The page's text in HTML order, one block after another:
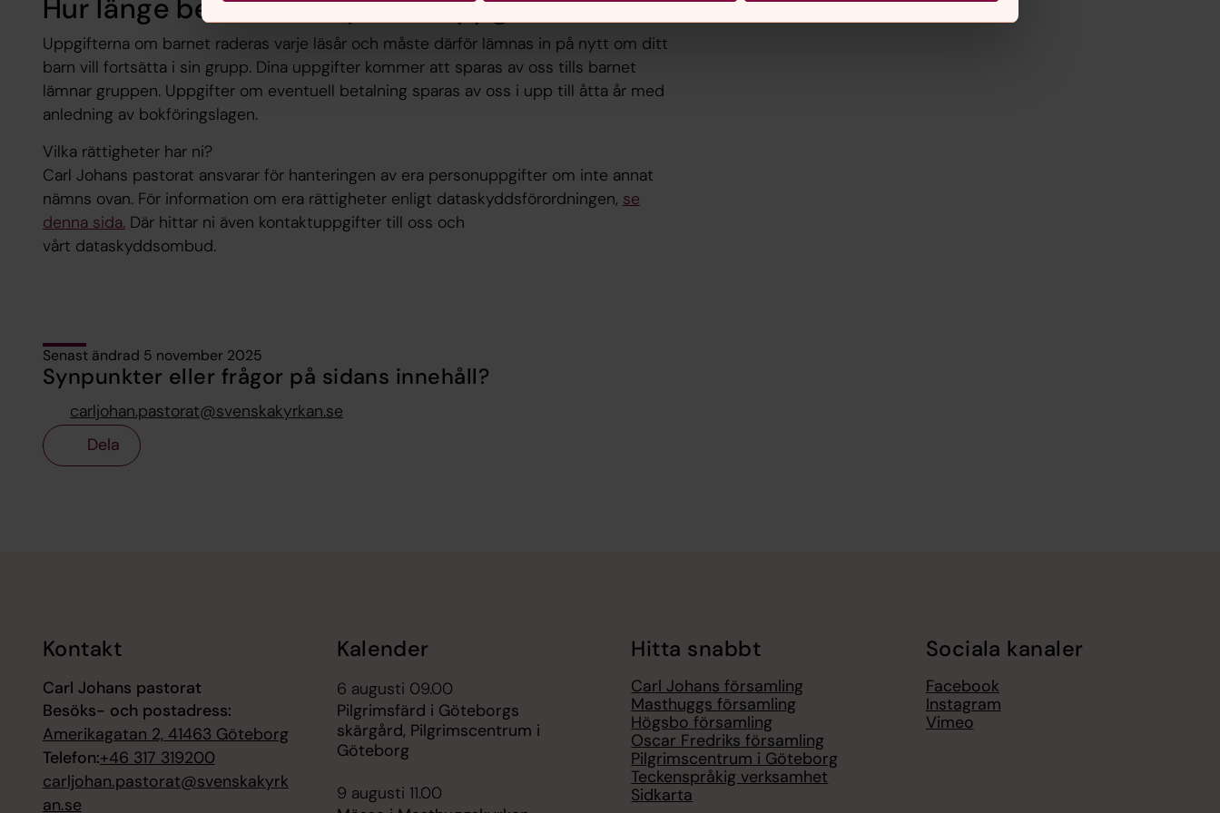
Hur länge behandlar vi personuppgifterna?
Uppgifterna om barnet raderas varje läsår och måste därför lämnas in på nytt om ditt
barn vill fortsätta i sin grupp. Dina uppgifter kommer att sparas av oss tills barnet
lämnar gruppen. Uppgifter om eventuell betalning sparas av oss i upp till åtta år med
anledning av bokföringslagen.
Vilka rättigheter har ni?
Carl Johans pastorat ansvarar för hanteringen av era personuppgifter om inte annat
nämns ovan. För information om era rättigheter enligt dataskyddsförordningen, se
denna sida.Där hittar ni även kontaktuppgifter till oss och
vårt dataskyddsombud.
Senast ändrad 5 november 2025
Synpunkter eller frågor på sidans innehåll?
carljohan.pastorat@svenskakyrkan.se
Dela
Kontakt
Carl Johans pastorat
Besöks- och postadress:
Amerikagatan 2, 41463 Göteborg
Telefon:+46 317 319200
carljohan.pastorat@svenskakyrk
an.se
Kalender
6 augusti 09.00
Pilgrimsfärd i Göteborgs
skärgård, Pilgrimscentrum i
Göteborg
9 augusti 11.00
Hitta snabbt
Carl Johans församling
Masthuggs församling
Högsbo församling
Oscar Fredriks församling
Pilgrimscentrum i Göteborg
Teckenspråkig verksamhet
Sidkarta
Sociala kanaler
Facebook
Instagram
Vimeo